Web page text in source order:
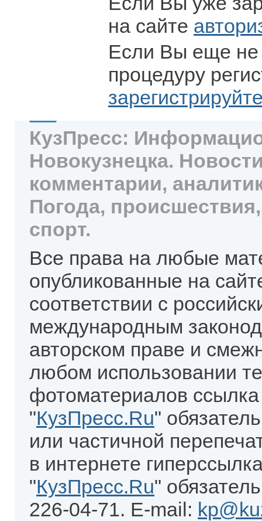
на сайте
Если Вы еще не
процедуру
КузПресс:
Новокузнецка.
комментарии,
Погода,
спорт.
Все права на любые
опубликованные на
соответствии с
международным
авторском праве и
любом использовании
фотоматериалов
"КузПресс.Ru"
или частичной
в интернете
"КузПресс.Ru"
226-04-71. E-mail: